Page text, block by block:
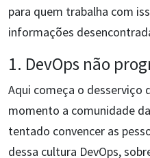
para quem trabalha com
informações
1. DevOps não
Aqui começa o desserviço
momento a comunidade
tentado convencer as
dessa cultura DevOps,